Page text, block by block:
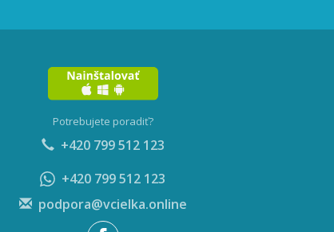
Potrebujete poradiť?
+420 799 512 123
+420 799 512 123
podpora@vcielka.online